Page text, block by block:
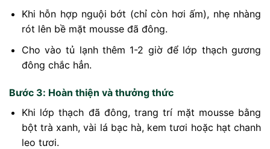
Khi hỗn hợp nguội bớt (chỉ còn hơi ấm), nhẹ nhàng
rót lên bề mặt mousse đã đông.
Cho vào tủ lạnh thêm 1-2 giờ để lớp thạch gương
đông chắc hẳn.
Bước 3: Hoàn thiện và thưởng thức
Khi lớp thạch đã đông, trang trí mặt mousse bằng
bột trà xanh, vài lá bạc hà, kem tươi hoặc hạt chanh
leo tươi.